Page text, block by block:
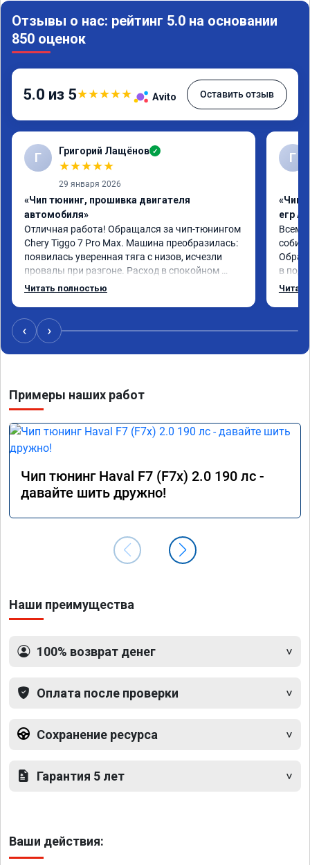
Отзывы о нас: рейтинг 5.0 на основании
850 оценок
5.0 из 5★★★★★ Avito Оставить отзыв
Г Григорий Лащёнов ✓
★★★★★
29 января 2026
«Чип тюнинг, прошивка двигателя
автомобиля»
Отличная работа! Обращался за чип-тюнингом
Chery Tiggo 7 Pro Max. Машина преобразилась:
появилась уверенная тяга с низов, исчезли
провалы при разгоне. Расход в спокойном
режиме даже немного снизился. Все сделали
Читать полностью
Г
«Чип
егр
Всем
в
‹ ›
Примеры наших работ
Чип тюнинг Haval F7 (F7x) 2.0 190 лс -
давайте шить дружно!
Наши преимущества
100% возврат денег
Оплата после проверки
Сохранение ресурса
Гарантия 5 лет
Ваши действия: